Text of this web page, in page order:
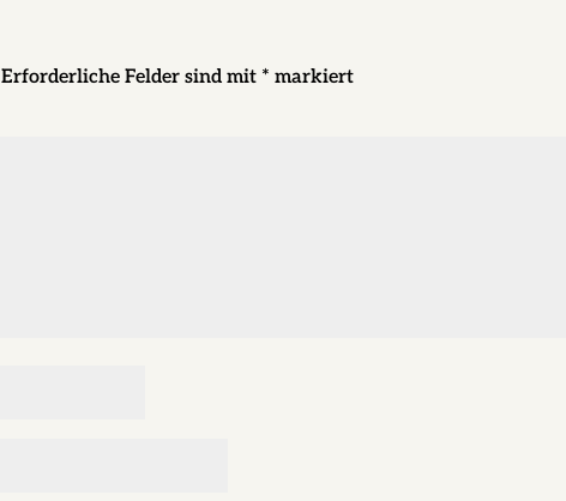
Erforderliche Felder sind mit * markiert